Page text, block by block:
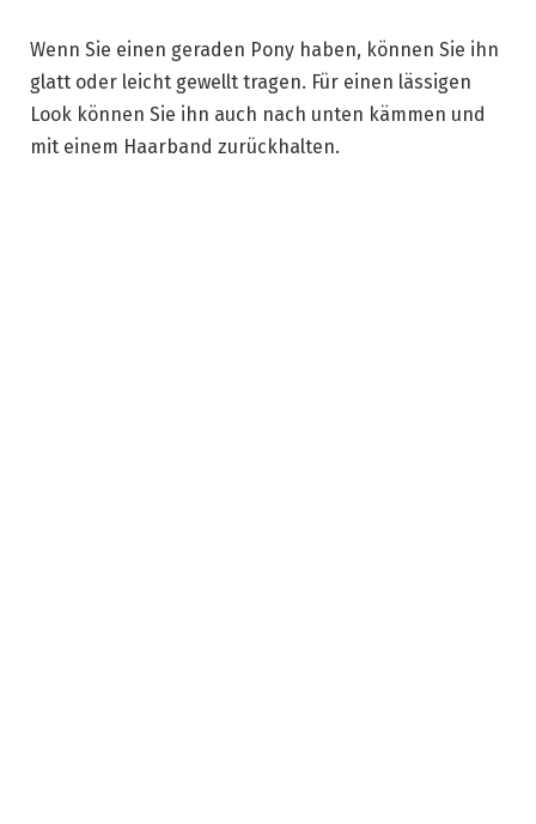
Wenn Sie einen geraden Pony haben, können Sie ihn
glatt oder leicht gewellt tragen. Für einen lässigen
Look können Sie ihn auch nach unten kämmen und
mit einem Haarband zurückhalten.